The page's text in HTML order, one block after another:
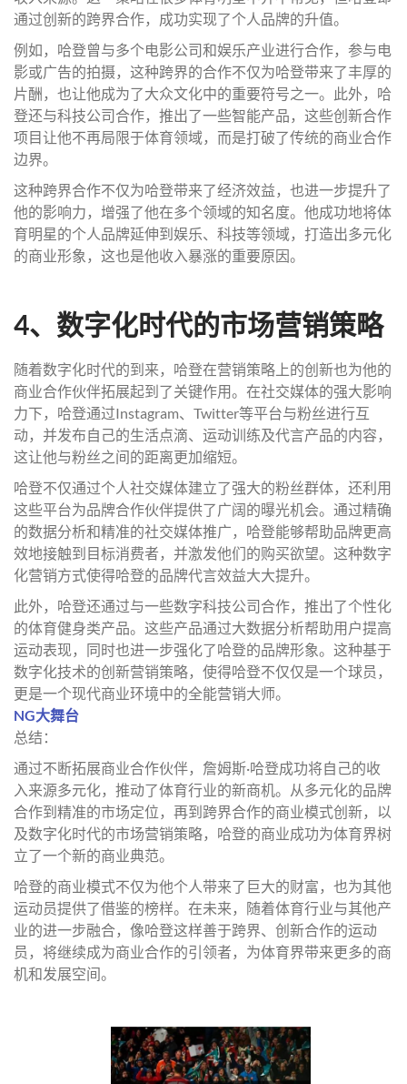
通过创新的跨界合作，成功实现了个人品牌的升值。
例如，哈登曾与多个电影公司和娱乐产业进行合作，参与电
影或广告的拍摄，这种跨界的合作不仅为哈登带来了丰厚的
片酬，也让他成为了大众文化中的重要符号之一。此外，哈
登还与科技公司合作，推出了一些智能产品，这些创新合作
项目让他不再局限于体育领域，而是打破了传统的商业合作
边界。
这种跨界合作不仅为哈登带来了经济效益，也进一步提升了
他的影响力，增强了他在多个领域的知名度。他成功地将体
育明星的个人品牌延伸到娱乐、科技等领域，打造出多元化
的商业形象，这也是他收入暴涨的重要原因。
4、数字化时代的市场营销策略
随着数字化时代的到来，哈登在营销策略上的创新也为他的
商业合作伙伴拓展起到了关键作用。在社交媒体的强大影响
力下，哈登通过Instagram、Twitter等平台与粉丝进行互
动，并发布自己的生活点滴、运动训练及代言产品的内容，
这让他与粉丝之间的距离更加缩短。
哈登不仅通过个人社交媒体建立了强大的粉丝群体，还利用
这些平台为品牌合作伙伴提供了广阔的曝光机会。通过精确
的数据分析和精准的社交媒体推广，哈登能够帮助品牌更高
效地接触到目标消费者，并激发他们的购买欲望。这种数字
化营销方式使得哈登的品牌代言效益大大提升。
此外，哈登还通过与一些数字科技公司合作，推出了个性化
的体育健身类产品。这些产品通过大数据分析帮助用户提高
运动表现，同时也进一步强化了哈登的品牌形象。这种基于
数字化技术的创新营销策略，使得哈登不仅仅是一个球员，
更是一个现代商业环境中的全能营销大师。
NG大舞台
总结：
通过不断拓展商业合作伙伴，詹姆斯·哈登成功将自己的收
入来源多元化，推动了体育行业的新商机。从多元化的品牌
合作到精准的市场定位，再到跨界合作的商业模式创新，以
及数字化时代的市场营销策略，哈登的商业成功为体育界树
立了一个新的商业典范。
哈登的商业模式不仅为他个人带来了巨大的财富，也为其他
运动员提供了借鉴的榜样。在未来，随着体育行业与其他产
业的进一步融合，像哈登这样善于跨界、创新合作的运动
员，将继续成为商业合作的引领者，为体育界带来更多的商
机和发展空间。